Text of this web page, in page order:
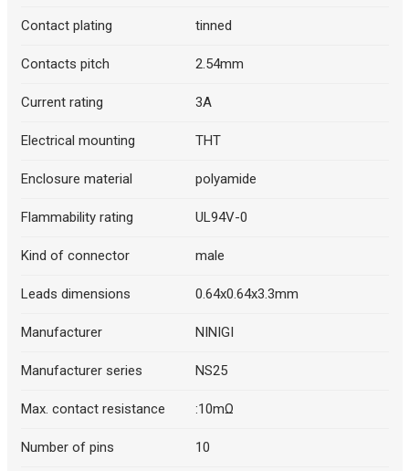
Описание искусственного интеллекта
Contact plating tinned
Contacts pitch 2.54mm
Current rating 3A
Electrical mounting THT
Enclosure material polyamide
Flammability rating UL94V-0
Kind of connector male
Leads dimensions 0.64x0.64x3.3mm
Manufacturer NINIGI
Manufacturer series NS25
Max. contact resistance :10mΩ
Number of pins 10